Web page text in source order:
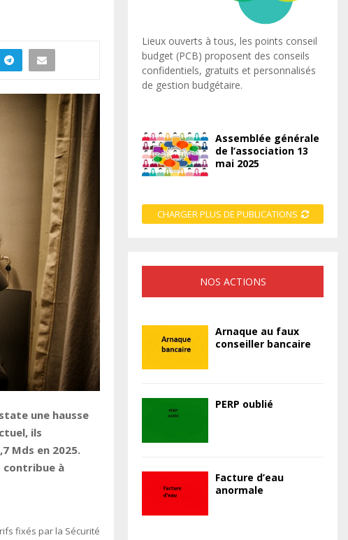
une hausse
ils
Mds en 2025.
contribue à
fixés par la Sécurité
Lieux ouverts à tous, les points conseil
budget (PCB) proposent des conseils
confidentiels, gratuits et personnalisés
de gestion budgétaire.
Assemblée générale
de l’association 13
mai 2025
CHARGER PLUS DE PUBLICATIONS
NOS ACTIONS
Arnaque au faux
conseiller bancaire
PERP oublié
Facture d’eau
anormale